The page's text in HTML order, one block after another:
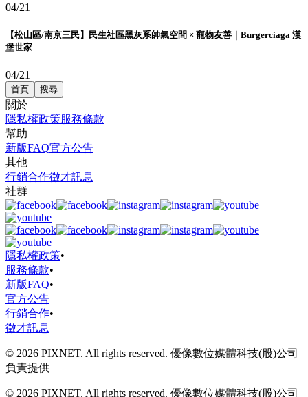
04/21
【松山區/南京三民】民生社區黑灰系帥氣空間 × 寵物友善｜Burgerciaga 漢
堡世家
04/21
首頁 搜尋
關於
隱私權政策服務條款
幫助
新版FAQ官方公告
其他
行銷合作徵才訊息
社群
隱私權政策•
服務條款•
新版FAQ•
官方公告
行銷合作•
徵才訊息
© 2026 PIXNET. All rights reserved. 優像數位媒體科技(股)公司
負責提供
© 2026 PIXNET. All rights reserved. 優像數位媒體科技(股)公司